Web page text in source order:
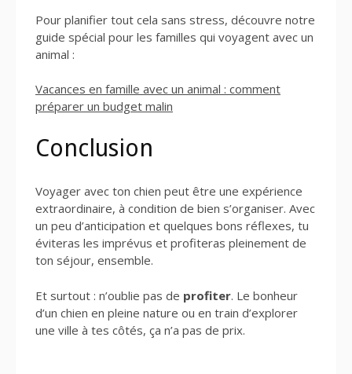
Pour planifier tout cela sans stress, découvre notre
guide spécial pour les familles qui voyagent avec un
animal :
Vacances en famille avec un animal : comment
préparer un budget malin
Conclusion
Voyager avec ton chien peut être une expérience
extraordinaire, à condition de bien s’organiser. Avec
un peu d’anticipation et quelques bons réflexes, tu
éviteras les imprévus et profiteras pleinement de
ton séjour, ensemble.
Et surtout : n’oublie pas de profiter. Le bonheur
d’un chien en pleine nature ou en train d’explorer
une ville à tes côtés, ça n’a pas de prix.